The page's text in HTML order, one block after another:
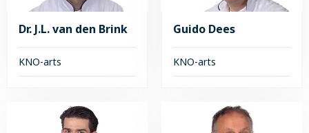
Bettink
Bogaerts
Dr. J.L. van den Brink
KNO-arts
Guido Dees
KNO-arts